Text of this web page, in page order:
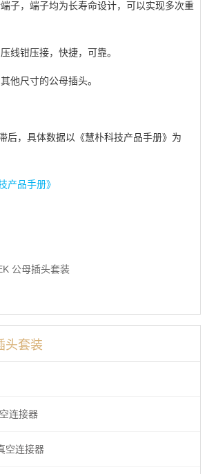
子，端子均为长寿命设计，可以实现多次重
线钳压接，快捷，可靠。
他尺寸的公母插头。
后，具体数据以《慧朴科技产品手册》为
产品手册》
公母插头套装
头套装
连接器
空连接器